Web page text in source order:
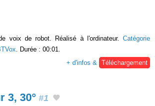
voix de robot. Réalisé à l'ordinateur. Catégorie
. Durée : 00:01.
+ d'infos &
Téléchargement
3, 30° #1